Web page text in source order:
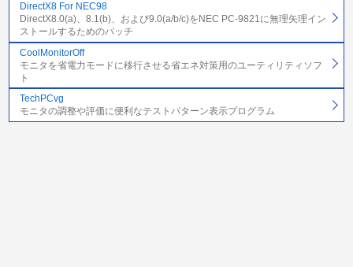
DirectX8 For NEC98
DirectX8.0(a)、8.1(b)、および9.0(a/b/c)をNEC PC-9821に無理矢理イン
ストールするためのパッチ
CoolMonitorOff
モニタを省電力モードに移行させる省エネ対策用のユーティリティソフ
ト
TechPCvg
モニタの調整や評価に便利なテストパターン表示プログラム